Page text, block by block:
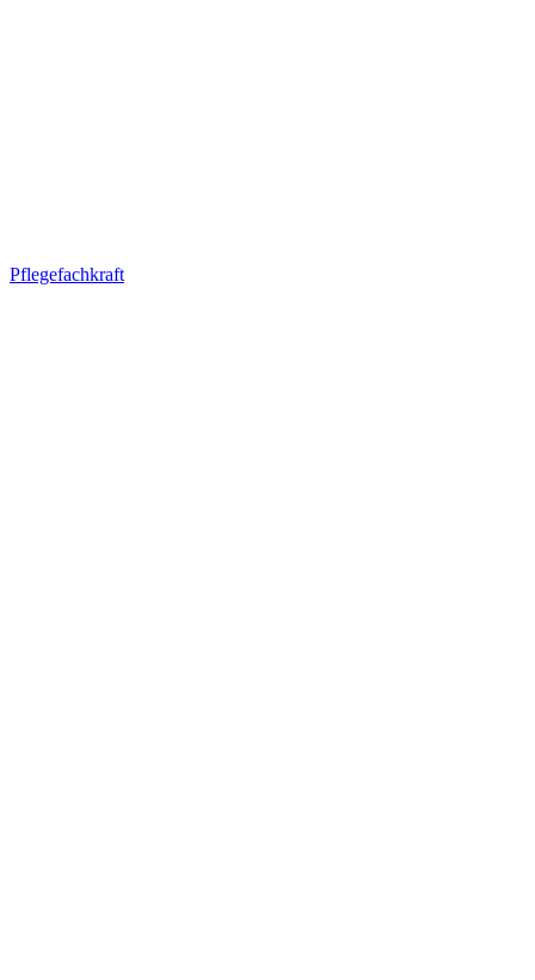
Pflegefachkraft